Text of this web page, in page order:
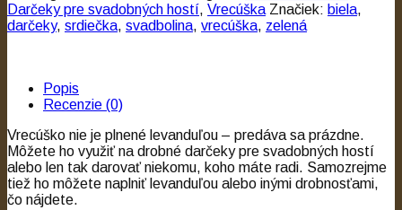
Darčeky pre svadobných hostí, Vrecúška Značiek: biela,
darčeky, srdiečka, svadbolina, vrecúška, zelená
Popis
Recenzie (0)
Vrecúško nie je plnené levanduľou – predáva sa prázdne.
Môžete ho využiť na drobné darčeky pre svadobných hostí
alebo len tak darovať niekomu, koho máte radi. Samozrejme
tiež ho môžete naplniť levanduľou alebo inými drobnosťami,
čo nájdete.